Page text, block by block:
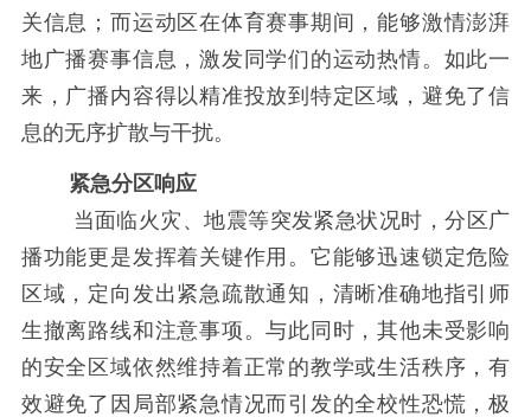
关信息；而运动区在体育赛事期间，能够激情澎湃
地广播赛事信息，激发同学们的运动热情。如此一
来，广播内容得以精准投放到特定区域，避免了信
息的无序扩散与干扰。
紧急分区响应
当面临火灾、地震等突发紧急状况时，分区广
播功能更是发挥着关键作用。它能够迅速锁定危险
区域，定向发出紧急疏散通知，清晰准确地指引师
生撤离路线和注意事项。与此同时，其他未受影响
的安全区域依然维持着正常的教学或生活秩序，有
效避免了因局部紧急情况而引发的全校性恐慌，极